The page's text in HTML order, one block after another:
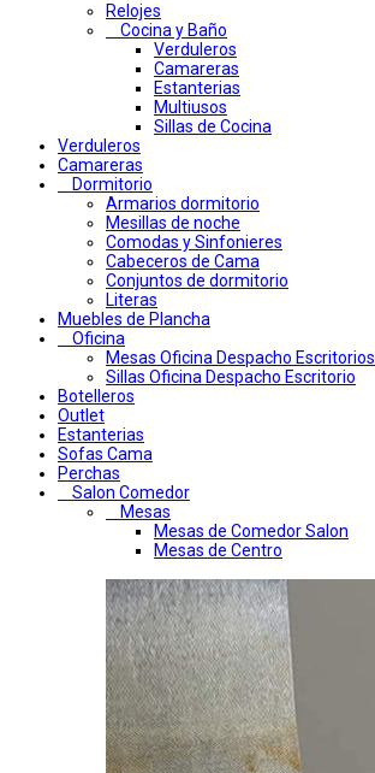
Relojes
Cocina y Baño
Verduleros
Camareras
Estanterias
Multiusos
Sillas de Cocina
Verduleros
Camareras
Dormitorio
Armarios dormitorio
Mesillas de noche
Comodas y Sinfonieres
Cabeceros de Cama
Conjuntos de dormitorio
Literas
Muebles de Plancha
Oficina
Mesas Oficina Despacho Escritorios
Sillas Oficina Despacho Escritorio
Botelleros
Outlet
Estanterias
Sofas Cama
Perchas
Salon Comedor
Mesas
Mesas de Comedor Salon
Mesas de Centro